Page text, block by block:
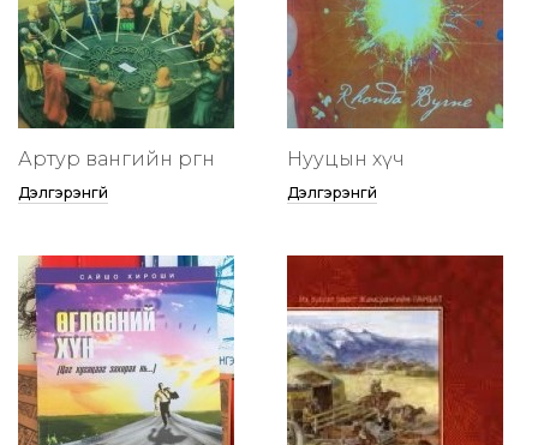
Артур вангийн өргөөнөө
Дэлгэрэнгүй
Нууцын хүч
Дэлгэрэнгүй